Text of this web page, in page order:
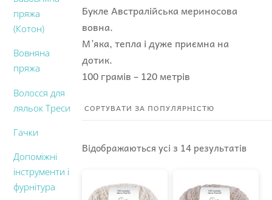
Букле Австралійська мериносова
вовна.
М’яка, тепла і дуже приємна на
дотик.
100 грамів – 120 метрів
Відображаються усі з 14 результатів
пряжа
(Котон)
Вовняна
пряжа
Волосся для
ляльок Треси
Гачки
Допоміжні
інструменти і
фурнітура